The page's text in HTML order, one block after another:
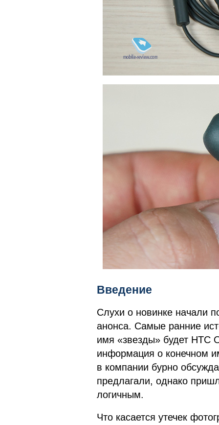
Введение
Слухи о новинке начали
анонса. Самые ранние
имя «звезды» будет HTC
информация о конечном
в компании бурно
предлагали, однако
логичным.
Что касается утечек